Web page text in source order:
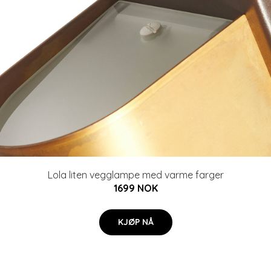
Lola liten vegglampe med varme farger
1699 NOK
KJØP NÅ